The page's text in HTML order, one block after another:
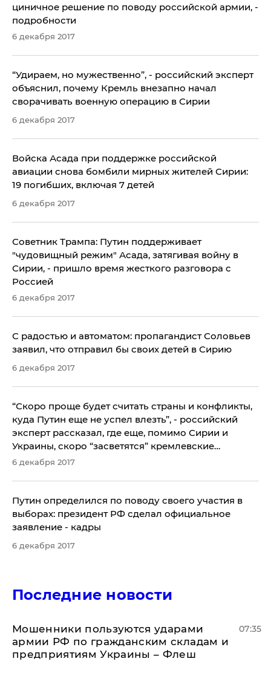
циничное решение по поводу российской армии, -
подробности
6 декабря 2017
​“Удираем, но мужественно”, - российский эксперт
объяснил, почему Кремль внезапно начал
сворачивать военную операцию в Сирии
6 декабря 2017
​Войска Асада при поддержке российской
авиации снова бомбили мирных жителей Сирии:
19 погибших, включая 7 детей
6 декабря 2017
Советник Трампа: Путин поддерживает
"чудовищный режим" Асада, затягивая войну в
Сирии, - пришло время жесткого разговора с
Россией
6 декабря 2017
С радостью и автоматом: пропагандист Соловьев
заявил, что отправил бы своих детей в Сирию
6 декабря 2017
​“Скоро проще будет считать страны и конфликты,
куда Путин еще не успел влезть”, - российский
эксперт рассказал, где еще, помимо Сирии и
Украины, скоро “засветятся” кремлевские
“ихтамнеты”
6 декабря 2017
Путин определился по поводу своего участия в
выборах: президент РФ сделал официальное
заявление - кадры
6 декабря 2017
Последние новости
Мошенники пользуются ударами
армии РФ по гражданским складам и
предприятиям Украины – Флеш
07:35